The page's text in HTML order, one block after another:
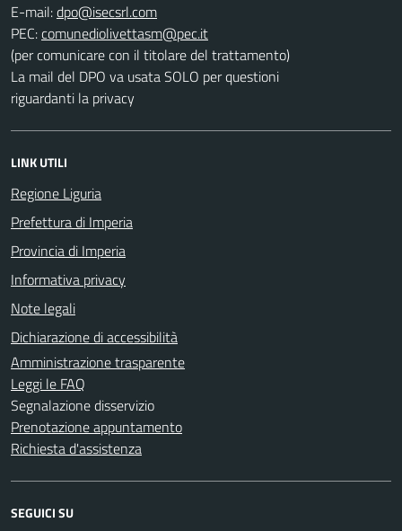
E-mail:
PEC:
(per comunicare con il titolare del trattamento)
La mail del DPO va usata SOLO per questioni
riguardanti la privacy
LINK UTILI
Regione Liguria
Prefettura di Imperia
Provincia di Imperia
Informativa privacy
Note legali
Dichiarazione di accessibilità
Amministrazione trasparente
Leggi le FAQ
Segnalazione disservizio
Prenotazione appuntamento
Richiesta d'assistenza
SEGUICI SU